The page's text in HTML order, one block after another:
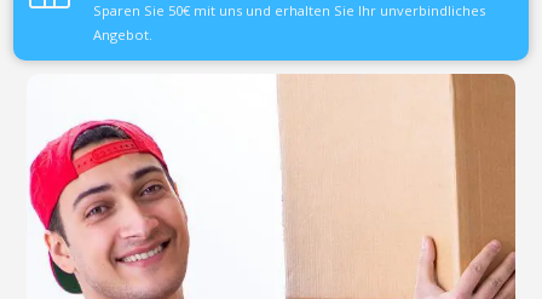
Sparen Sie 50€ mit uns und erhalten Sie Ihr unverbindliches
Angebot.